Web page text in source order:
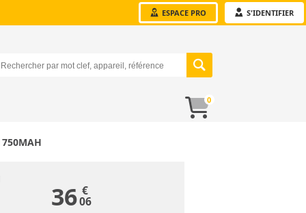
ESPACE PRO S'IDENTIFIER
0
750MAH
36 €
06